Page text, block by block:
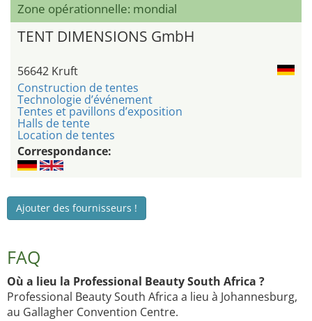
Zone opérationnelle: mondial
TENT DIMENSIONS GmbH
56642 Kruft
Construction de tentes
Technologie d’événement
Tentes et pavillons d’exposition
Halls de tente
Location de tentes
Correspondance:
Ajouter des fournisseurs !
FAQ
Où a lieu la Professional Beauty South Africa ?
Professional Beauty South Africa a lieu à Johannesburg,
au Gallagher Convention Centre.